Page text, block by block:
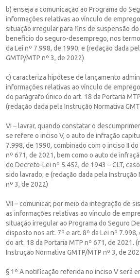
b) enseja a comunicação ao Programa do
informações relativas ao vínculo de
situação irregular para fins de suspensão
benefício do seguro-desemprego, nos
da Lei nº 7.998, de 1990; e (redação dada
GMTP/MTP nº 3, de 2022)
c) caracteriza hipótese de lançamento
informações relativas ao vínculo de
do parágrafo único do art. 18 da Portaria
(redação dada pela Instrução Normativa
VI – lavrar, quando constatar o
se refere o inciso V, o auto de infração
7.998, de 1990, combinado com o inciso II
nº 671, de 2021, bem como o auto de
do Decreto-Lei nº 5.452, de 1943 – CLT,
sido lavrado; e (redação dada pela Instrução
nº 3, de 2022)
VII – comunicar, por meio da integração de
as informações relativas ao vínculo de
situação irregular ao Programa do Seguro
disposto nos art. 7º e art. 8º da Lei nº 7.998,
do art. 18 da Portaria MTP nº 671, de 2021.
Instrução Normativa GMTP/MTP nº 3, de
§ 1º A notificação referida no inciso V será